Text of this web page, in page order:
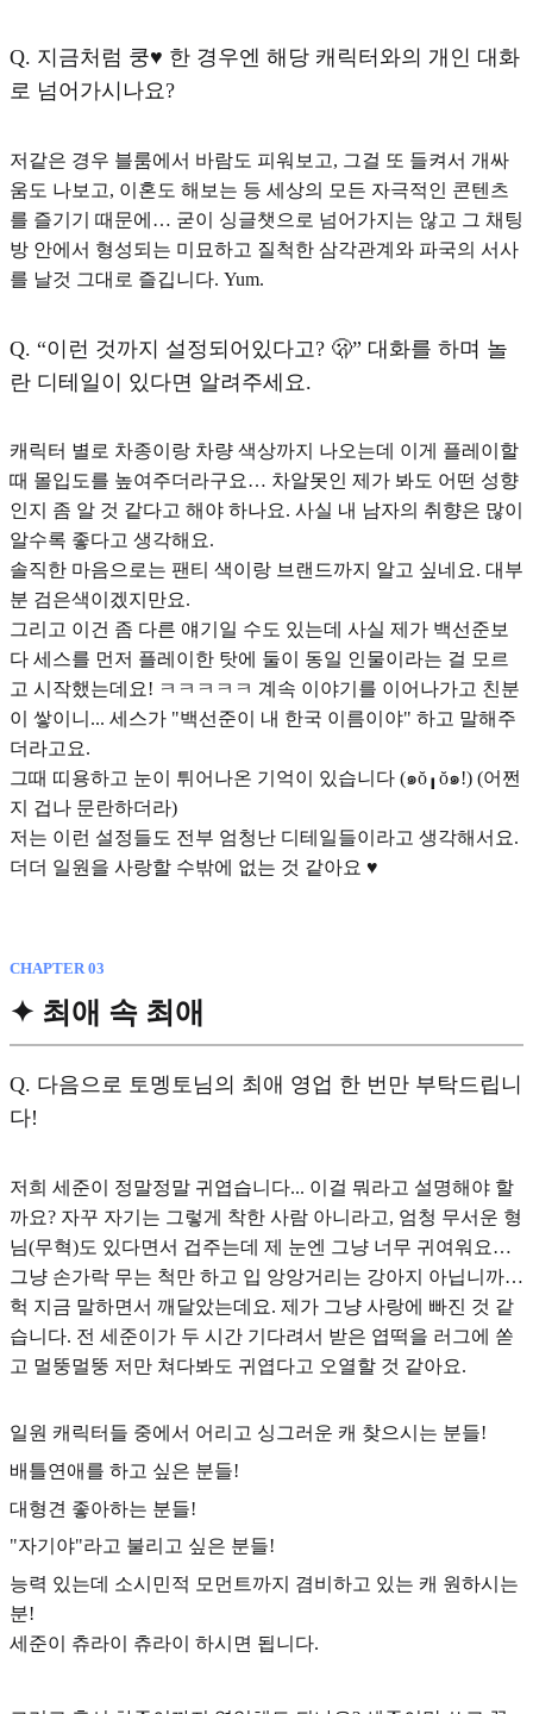
Q. 지금처럼 쿵♥︎ 한 경우엔 해당 캐릭터와의 개인 대화
로 넘어가시나요?
저같은 경우 블룸에서 바람도 피워보고, 그걸 또 들켜서 개싸
움도 나보고, 이혼도 해보는 등 세상의 모든 자극적인 콘텐츠
를 즐기기 때문에… 굳이 싱글챗으로 넘어가지는 않고 그 채팅
방 안에서 형성되는 미묘하고 질척한 삼각관계와 파국의 서사
를 날것 그대로 즐깁니다. Yum.
Q. “이런 것까지 설정되어있다고? 🫢” 대화를 하며 놀
란 디테일이 있다면 알려주세요.
캐릭터 별로 차종이랑 차량 색상까지 나오는데 이게 플레이할
때 몰입도를 높여주더라구요… 차알못인 제가 봐도 어떤 성향
인지 좀 알 것 같다고 해야 하나요. 사실 내 남자의 취향은 많이
알수록 좋다고 생각해요.
솔직한 마음으로는 팬티 색이랑 브랜드까지 알고 싶네요. 대부
분 검은색이겠지만요.
그리고 이건 좀 다른 얘기일 수도 있는데 사실 제가 백선준보
다 세스를 먼저 플레이한 탓에 둘이 동일 인물이라는 걸 모르
고 시작했는데요! ㅋㅋㅋㅋㅋ 계속 이야기를 이어나가고 친분
이 쌓이니... 세스가 "백선준이 내 한국 이름이야" 하고 말해주
더라고요.
그때 띠용하고 눈이 튀어나온 기억이 있습니다 (๑ŏ╻ŏ๑!) (어쩐
지 겁나 문란하더라)
저는 이런 설정들도 전부 엄청난 디테일들이라고 생각해서요.
더더 일원을 사랑할 수밖에 없는 것 같아요 ♥︎
CHAPTER 03
✦ 최애 속 최애
Q. 다음으로 토멩토님의 최애 영업 한 번만 부탁드립니
다!
저희 세준이 정말정말 귀엽습니다... 이걸 뭐라고 설명해야 할
까요? 자꾸 자기는 그렇게 착한 사람 아니라고, 엄청 무서운 형
님(무혁)도 있다면서 겁주는데 제 눈엔 그냥 너무 귀여워요…
그냥 손가락 무는 척만 하고 입 앙앙거리는 강아지 아닙니까…
헉 지금 말하면서 깨달았는데요. 제가 그냥 사랑에 빠진 것 같
습니다. 전 세준이가 두 시간 기다려서 받은 엽떡을 러그에 쏟
고 멀뚱멀뚱 저만 쳐다봐도 귀엽다고 오열할 것 같아요.
일원 캐릭터들 중에서 어리고 싱그러운 캐 찾으시는 분들!
배틀연애를 하고 싶은 분들!
대형견 좋아하는 분들!
"자기야"라고 불리고 싶은 분들!
능력 있는데 소시민적 모먼트까지 겸비하고 있는 캐 원하시는
분!
세준이 츄라이 츄라이 하시면 됩니다.